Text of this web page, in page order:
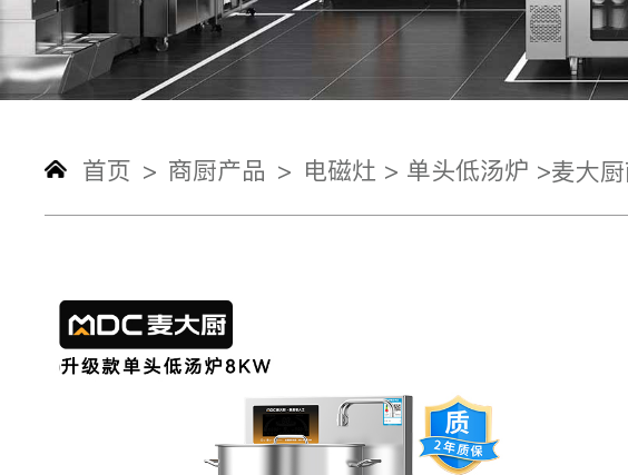
首页 > 商厨产品 > 电磁灶 > 单头低汤炉 >